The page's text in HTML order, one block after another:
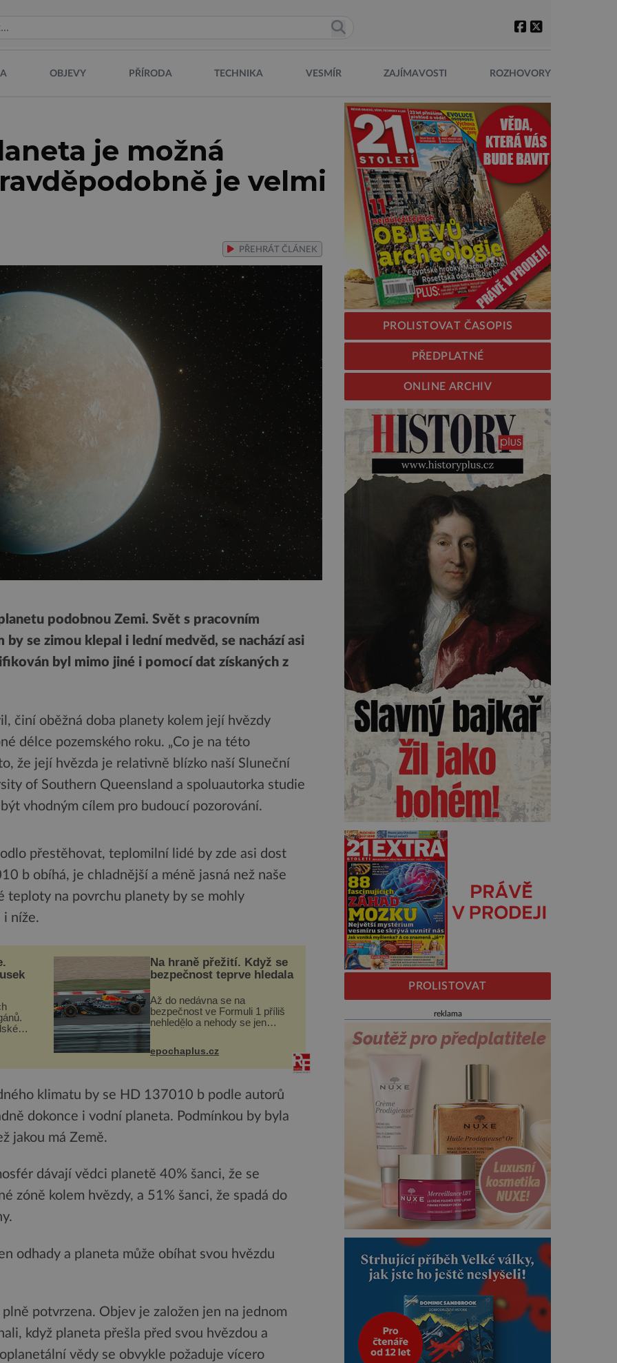
OBJEVY PŘÍRODA TECHNIKA VESMÍR ZAJÍMAVOSTI ROZHOVORY
je možná
je velmi
PŘEHRÁT ČLÁNEK
podobnou Zemi. Svět s pracovním
se zimou klepal i lední medvěd, se nachází asi
byl mimo jiné i pomocí dat získaných z
činí oběžná doba planety kolem její hvězdy
délce pozemského roku. „Co je na této
že její hvězda je relativně blízko naší Sluneční
of Southern Queensland a spoluautorka studie
vhodným cílem pro budoucí pozorování.
přestěhovat, teplomilní lidé by zde asi dost
b obíhá, je chladnější a méně jasná než naše
teploty na povrchu planety by se mohly
i níže.
Na hraně přežití. Když se
bezpečnost teprve hledala
Až do nedávna se na
bezpečnost ve Formuli 1 příliš
nehledělo a nehody se jen
následky nebo bohužel i ztrátou
života. Dnes nepochopiteln...
epochaplus.cz
klimatu by se HD 137010 b podle autorů
dokonce i vodní planeta. Podmínkou by byla
jakou má Země.
dávají vědci planetě 40% šanci, že se
zóně kolem hvězdy, a 51% šanci, že spadá do
odhady a planeta může obíhat svou hvězdu
potvrzena. Objev je založen jen na jednom
když planeta přešla před svou hvězdou a
vědy se obvykle požaduje vícero
PROLISTOVAT ČASOPIS
PŘEDPLATNÉ
ONLINE ARCHIV
PROLISTOVAT
reklama